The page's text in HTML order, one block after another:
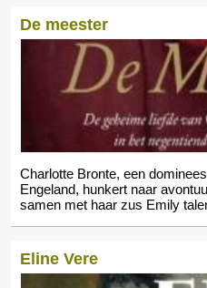
De meester
Charlotte Bronte, een
Engeland, hunkert naar
samen met haar zus Emily
Eline Vere